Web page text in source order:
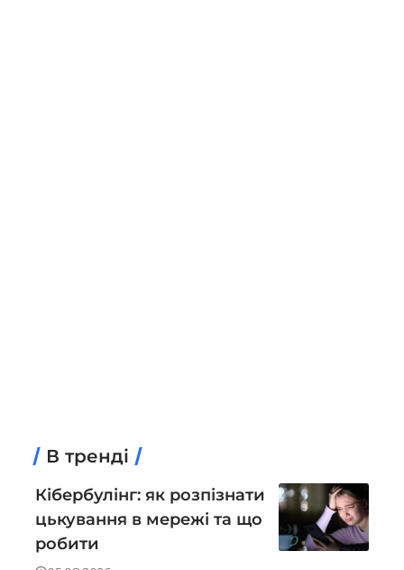
В тренді
Кібербулінг: як розпізнати
цькування в мережі та що
робити